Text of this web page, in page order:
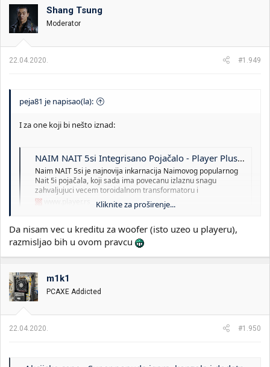
o
v
a
n
:
Shang Tsung
Moderator
22.04.2020. #1.949
peja81 je napisao(la):
I za one koji bi nešto iznad:
NAIM NAIT 5si Integrisano Pojačalo - Player Plus doo
Naim NAIT 5si je najnovija inkarnacija Naimovog popularnog
Nait 5i pojačala, koji sada ima povecanu izlaznu snagu
zahvaljujuci vecem toroidalnom transformatoru i
Kliknite za proširenje...
Da nisam vec u kreditu za woofer (isto uzeo u playeru),
razmisljao bih u ovom pravcu
m1k1
PCAXE Addicted
22.04.2020. #1.950